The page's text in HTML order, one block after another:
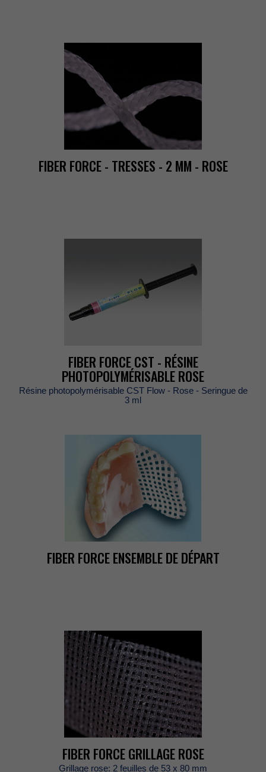
FIBERFORCE-TRESSES-2MM-ROSE
FIBERFORCECST-RÉSINE
PHOTOPOLYMÉRISABLEROSE
RésinephotopolymérisableCSTFlow-Rose-Seringuede
3ml
FIBERFORCEENSEMBLEDEDÉPART
FIBERFORCEGRILLAGEROSE
Grillagerose:2feuillesde53x80mm